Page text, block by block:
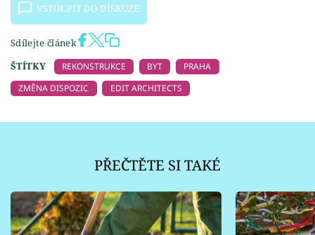
VSTOUPIT DO DISKUZE
Sdílejte článek
ŠTÍTKY
REKONSTRUKCE BYT
PRAHA
ZMĚNA DISPOZIC
EDIT ARCHITECTS
PŘEČTĚTE SI TAKÉ